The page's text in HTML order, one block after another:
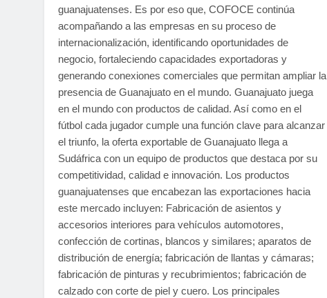
guanajuatenses. Es por eso que, COFOCE continúa
acompañando a las empresas en su proceso de
internacionalización, identificando oportunidades de
negocio, fortaleciendo capacidades exportadoras y
generando conexiones comerciales que permitan ampliar la
presencia de Guanajuato en el mundo. Guanajuato juega
en el mundo con productos de calidad. Así como en el
fútbol cada jugador cumple una función clave para alcanzar
el triunfo, la oferta exportable de Guanajuato llega a
Sudáfrica con un equipo de productos que destaca por su
competitividad, calidad e innovación. Los productos
guanajuatenses que encabezan las exportaciones hacia
este mercado incluyen: Fabricación de asientos y
accesorios interiores para vehículos automotores,
confección de cortinas, blancos y similares; aparatos de
distribución de energía; fabricación de llantas y cámaras;
fabricación de pinturas y recubrimientos; fabricación de
calzado con corte de piel y cuero. Los principales